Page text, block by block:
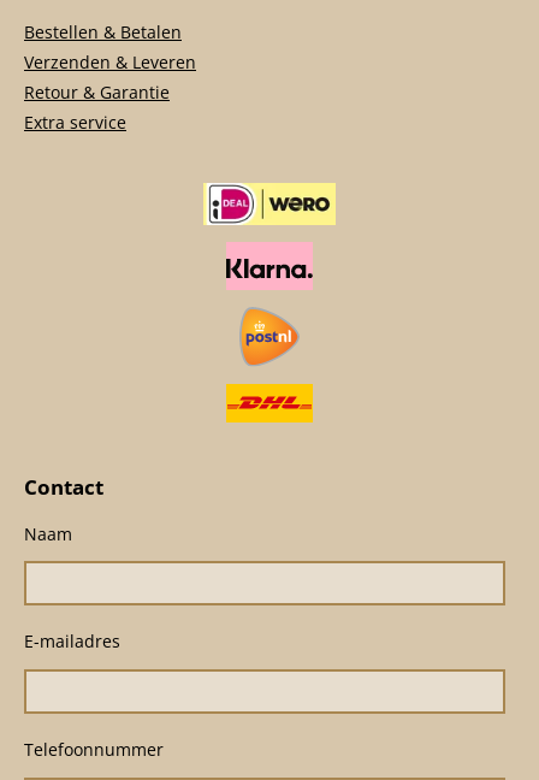
Bestellen & Betalen
Verzenden & Leveren
Retour & Garantie
Extra service
Contact
Naam
E-mailadres
Telefoonnummer